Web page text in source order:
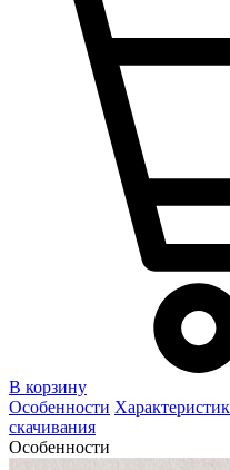
В корзину
Особенности
скачивания
Особенности